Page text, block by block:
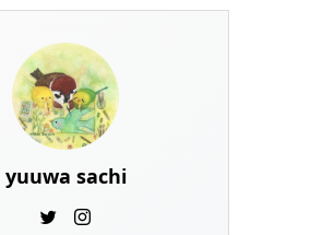
yuuwa sachi